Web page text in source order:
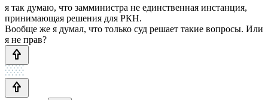
я так думаю, что замминистра не единственная инстанция,
принимающая решения для РКН.
Вообще же я думал, что только суд решает такие вопросы. Или
я не прав?